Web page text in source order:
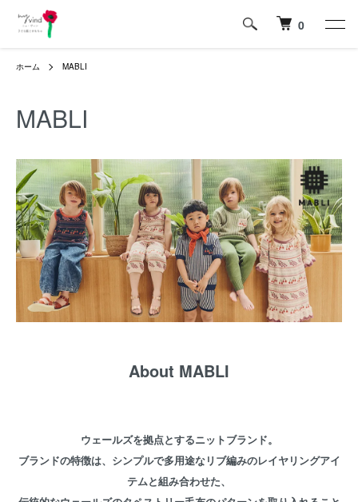
0
ホーム MABLI
MABLI
About MABLI
ウェールズを拠点とするニットブランド。
ブランドの特徴は、シンプルで多用途なリブ編みのレイヤリングアイ
テムと組み合わせた、